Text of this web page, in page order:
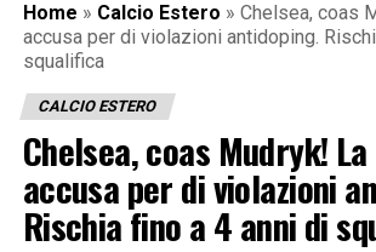
Home » Calcio Estero » Chelsea, coas
accusa per di violazioni antidoping.
squalifica
CALCIO ESTERO
Chelsea, coas Mudryk! La
accusa per di violazioni
Rischia fino a 4 anni di